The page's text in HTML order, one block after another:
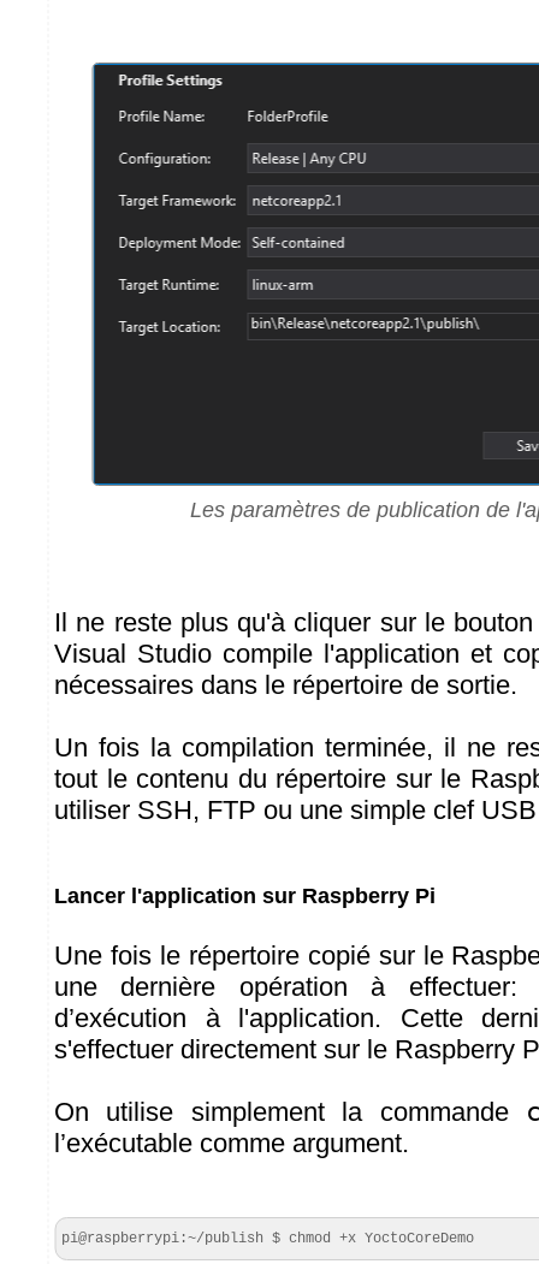
Les paramètres de publication de
Il ne reste plus qu'à cliquer sur le
Visual Studio compile l'application et
nécessaires dans le répertoire de sortie.
Un fois la compilation terminée, il ne
tout le contenu du répertoire sur le
utiliser SSH, FTP ou une simple clef
Lancer l'application sur Raspberry Pi
Une fois le répertoire copié sur le
une dernière opération à
d’exécution à l'application. Cette
s'effectuer directement sur le Raspberry
On utilise simplement la commande
l’exécutable comme argument.
pi@raspberrypi:~/publish $ chmod +x YoctoCoreDemo